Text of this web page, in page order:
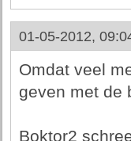
01-05-2012,
Omdat veel
geven met de
Boktor2